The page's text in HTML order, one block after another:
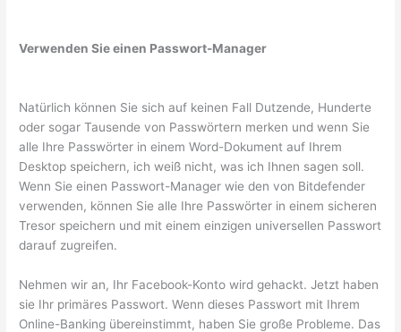
Verwenden Sie einen Passwort-Manager
Natürlich können Sie sich auf keinen Fall Dutzende, Hunderte
oder sogar Tausende von Passwörtern merken und wenn Sie
alle Ihre Passwörter in einem Word-Dokument auf Ihrem
Desktop speichern, ich weiß nicht, was ich Ihnen sagen soll.
Wenn Sie einen Passwort-Manager wie den von Bitdefender
verwenden, können Sie alle Ihre Passwörter in einem sicheren
Tresor speichern und mit einem einzigen universellen Passwort
darauf zugreifen.
Nehmen wir an, Ihr Facebook-Konto wird gehackt. Jetzt haben
sie Ihr primäres Passwort. Wenn dieses Passwort mit Ihrem
Online-Banking übereinstimmt, haben Sie große Probleme. Das